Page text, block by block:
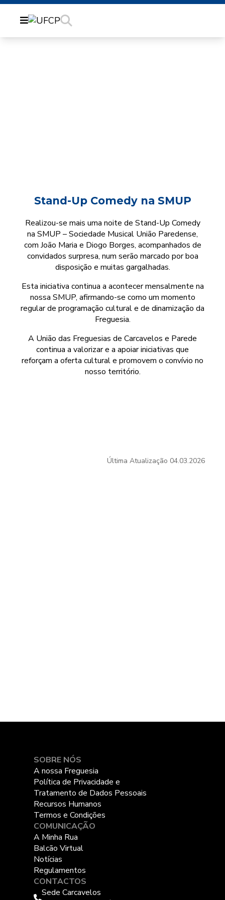
Stand-Up Comedy na SMUP
Realizou-se mais uma noite de Stand-Up Comedy
na SMUP – Sociedade Musical União Paredense,
com João Maria e Diogo Borges, acompanhados de
convidados surpresa, num serão marcado por boa
disposição e muitas gargalhadas.
Esta iniciativa continua a acontecer mensalmente na
nossa SMUP, afirmando-se como um momento
regular de programação cultural e de dinamização da
Freguesia.
A União das Freguesias de Carcavelos e Parede
continua a valorizar e a apoiar iniciativas que
reforçam a oferta cultural e promovem o convívio no
nosso território.
Última Atualização 04.03.2026
SOBRE NÓS
A nossa Freguesia
Política de Privacidade e
Tratamento de Dados Pessoais
Recursos Humanos
Termos e Condições
COMUNICAÇÃO
A Minha Rua
Balcão Virtual
Notícias
Regulamentos
CONTACTOS
Sede Carcavelos